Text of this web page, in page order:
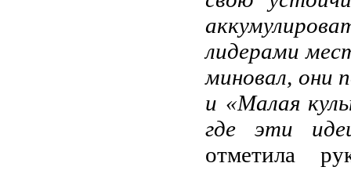
лидерами
миновал, они
и «Малая
где эти
отметила